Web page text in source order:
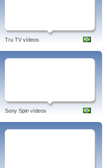
Tru TV vídeos
Sony Spin vídeos